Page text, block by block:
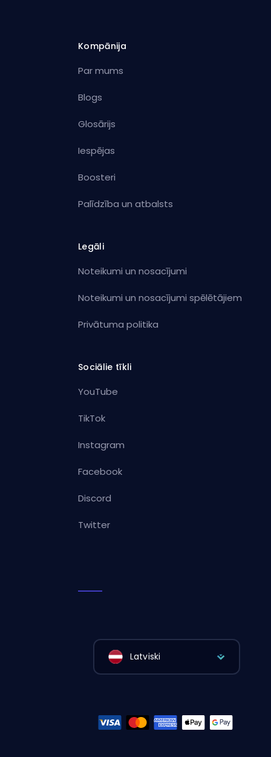
Kompānija
Par mums
Blogs
Glosārijs
Iespējas
Boosteri
Palīdzība un atbalsts
Legāli
Noteikumi un nosacījumi
Noteikumi un nosacījumi spēlētājiem
Privātuma politika
Sociālie tīkli
YouTube
TikTok
Instagram
Facebook
Discord
Twitter
Latviski